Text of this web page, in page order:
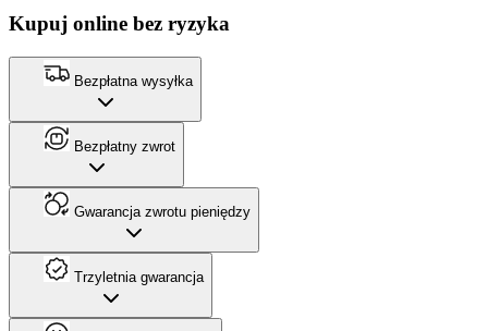
Kupuj online bez ryzyka
Bezpłatna wysyłka
Bezpłatny zwrot
Gwarancja zwrotu pieniędzy
Trzyletnia gwarancja